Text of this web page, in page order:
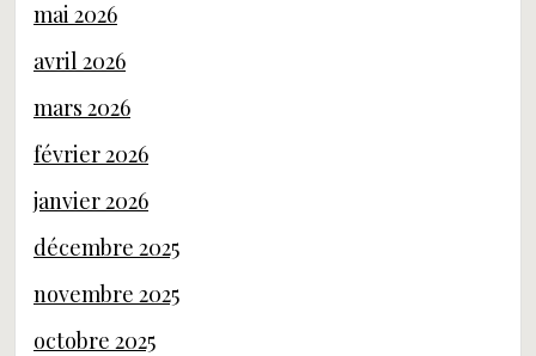
mai 2026
avril 2026
mars 2026
février 2026
janvier 2026
décembre 2025
novembre 2025
octobre 2025